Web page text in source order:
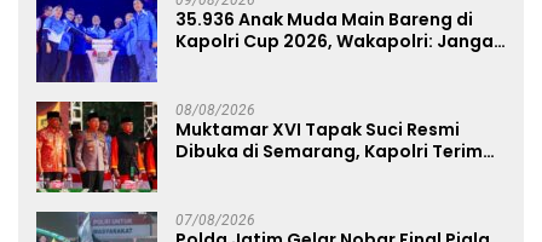
35.936 Anak Muda Main Bareng di
Kapolri Cup 2026, Wakapolri: Jangan
08/08/2026
Muktamar XVI Tapak Suci Resmi
Dibuka di Semarang, Kapolri Terima
07/08/2026